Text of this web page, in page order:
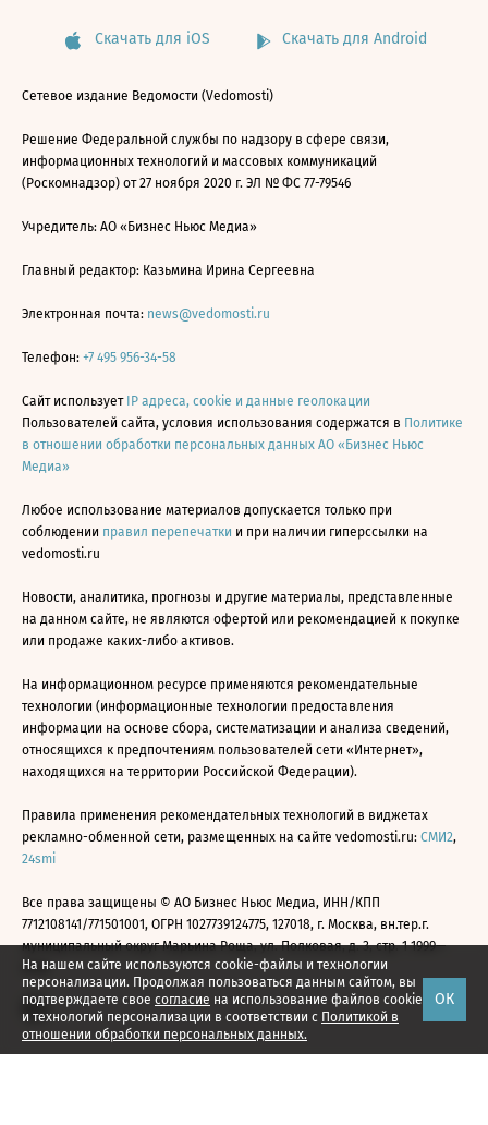
На нашем сайте используются cookie-файлы и технологии
персонализации. Продолжая пользоваться данным сайтом, вы
подтверждаете свое согласие на использование файлов cookie
и технологий персонализации в соответствии с Политикой в
отношении обработки персональных данных.
ОК
Скачать для iOS Скачать для Android
Сетевое издание Ведомости (Vedomosti)
Решение Федеральной службы по надзору в сфере связи,
информационных технологий и массовых коммуникаций
(Роскомнадзор) от 27 ноября 2020 г. ЭЛ № ФС 77-79546
Учредитель: АО «Бизнес Ньюс Медиа»
Главный редактор: Казьмина Ирина Сергеевна
Электронная почта: news@vedomosti.ru
Телефон: +7 495 956-34-58
Сайт использует IP адреса, cookie и данные геолокации
Пользователей сайта, условия использования содержатся в Политике
в отношении обработки персональных данных АО «Бизнес Ньюс
Медиа»
Любое использование материалов допускается только при
соблюдении правил перепечатки и при наличии гиперссылки на
vedomosti.ru
Новости, аналитика, прогнозы и другие материалы, представленные
на данном сайте, не являются офертой или рекомендацией к покупке
или продаже каких-либо активов.
На информационном ресурсе применяются рекомендательные
технологии (информационные технологии предоставления
информации на основе сбора, систематизации и анализа сведений,
относящихся к предпочтениям пользователей сети «Интернет»,
находящихся на территории Российской Федерации).
Правила применения рекомендательных технологий в виджетах
рекламно-обменной сети, размещенных на сайте vedomosti.ru: СМИ2,
24smi
Все права защищены © АО Бизнес Ньюс Медиа, ИНН/КПП
7712108141/771501001, ОГРН 1027739124775, 127018, г. Москва, вн.тер.г.
муниципальный округ Марьина Роща, ул. Полковая, д. 3, стр. 1 1999—
2026